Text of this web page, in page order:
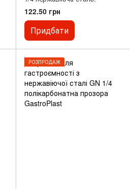
122.50 грн
Придбати
РОЗПРОДАЖ